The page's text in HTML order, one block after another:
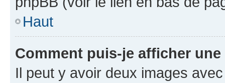
Haut
Comment puis-je afficher
Il peut y avoir deux images